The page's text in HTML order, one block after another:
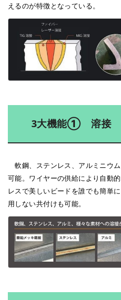
えるのが特徴となっている。
3大機能① 溶接
軟鋼、ステンレス、アルミニウ
可能。ワイヤーの供給により自動
レスで美しいビードを誰でも簡単
用しない共付けも可能。